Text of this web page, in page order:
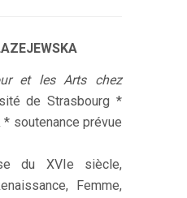
et les Arts chez
de Strasbourg *
* soutenance prévue
du XVIe siècle,
Femme,